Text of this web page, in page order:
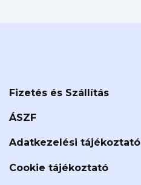
Fizetés és Szállítás
ÁSZF
Adatkezelési tájékoztató
Cookie tájékoztató